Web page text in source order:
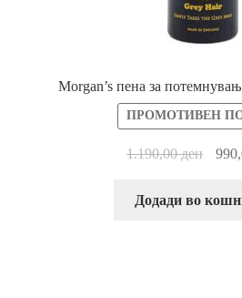
Morgan’s пена за
ПРОМОТИВЕН
1.190,00ден
Додади во